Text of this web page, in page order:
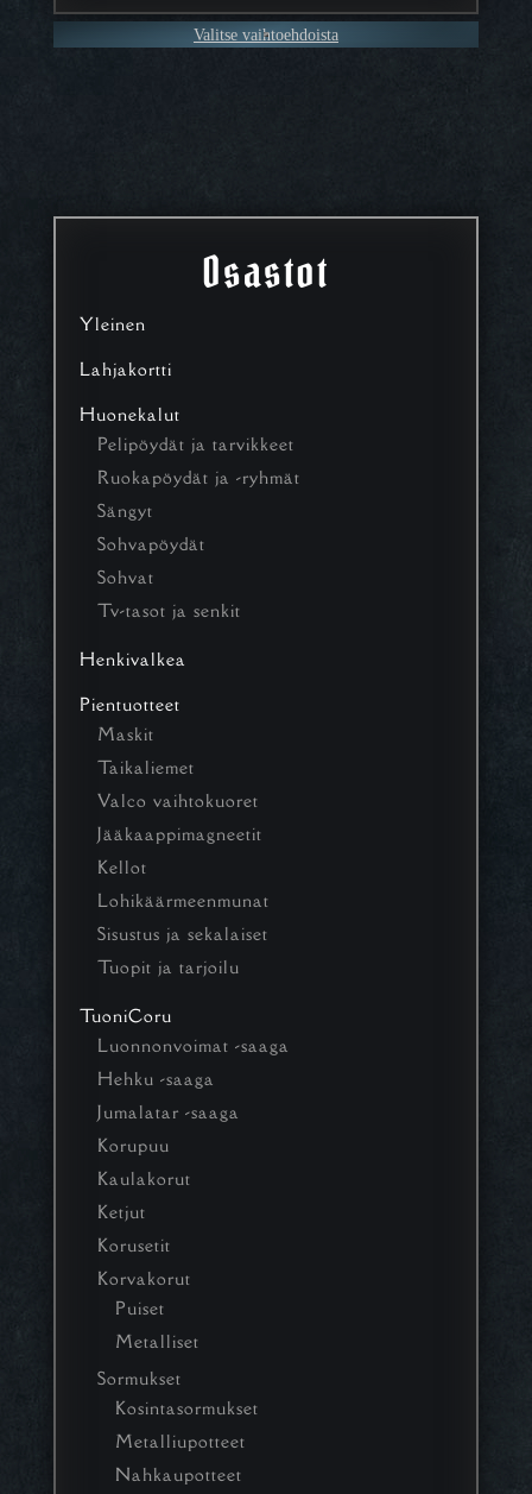
Osastot
Yleinen
Lahjakortti
Huonekalut
Pelipöydät ja tarvikkeet
Ruokapöydät ja -ryhmät
Sängyt
Sohvapöydät
Sohvat
Tv-tasot ja senkit
Henkivalkea
Pientuotteet
Maskit
Taikaliemet
Valco vaihtokuoret
Jääkaappimagneetit
Kellot
Lohikäärmeenmunat
Sisustus ja sekalaiset
Tuopit ja tarjoilu
TuoniCoru
Luonnonvoimat -saaga
Hehku -saaga
Jumalatar -saaga
Korupuu
Kaulakorut
Ketjut
Korusetit
Korvakorut
Puiset
Metalliset
Sormukset
Kosintasormukset
Metalliupotteet
Nahkaupotteet
Valitse vaihtoehdoista